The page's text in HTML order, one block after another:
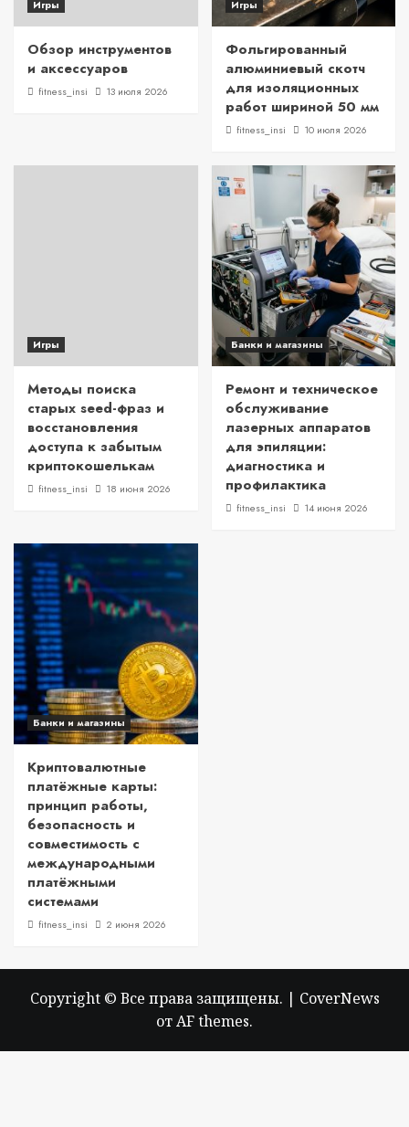
Игры
Обзор инструментов
и аксессуаров
fitness_insi 13 июля 2026
Игры
Фольгированный
алюминиевый скотч
для изоляционных
работ шириной 50 мм
fitness_insi 10 июля 2026
Игры
Методы поиска
старых seed-фраз и
восстановления
доступа к забытым
криптокошелькам
fitness_insi 18 июня 2026
Банки и магазины
Ремонт и техническое
обслуживание
лазерных аппаратов
для эпиляции:
диагностика и
профилактика
fitness_insi 14 июня 2026
Банки и магазины
Криптовалютные
платёжные карты:
принцип работы,
безопасность и
совместимость с
международными
платёжными
системами
fitness_insi 2 июня 2026
Copyright © Все права защищены. | CoverNews
от AF themes.